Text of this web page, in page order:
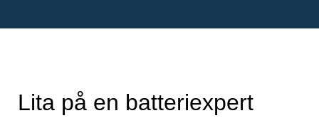
Lita på en batteriexpert